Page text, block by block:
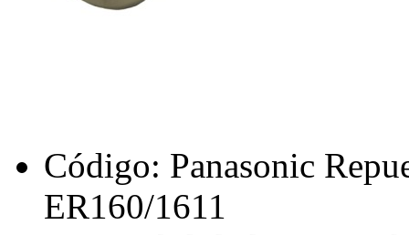
Código: Panasonic
ER160/1611